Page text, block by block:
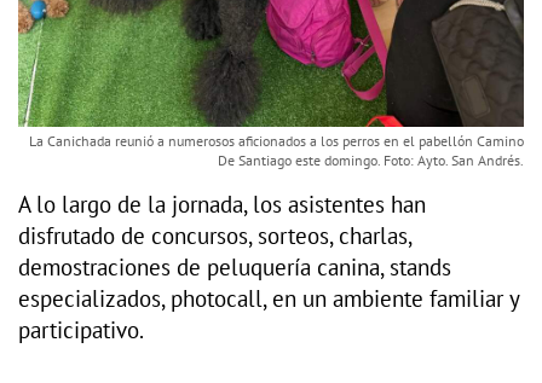
La Canichada reunió a numerosos aficionados a los perros en el pabellón Camino
De Santiago este domingo. Foto: Ayto. San Andrés.
A lo largo de la jornada, los asistentes han
disfrutado de concursos, sorteos, charlas,
demostraciones de peluquería canina, stands
especializados, photocall, en un ambiente familiar y
participativo.